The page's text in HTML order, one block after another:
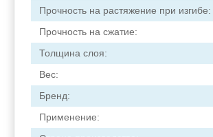
Прочность на растяжение при изгибе:
Прочность на сжатие:
Толщина слоя:
Вес:
Бренд:
Применение: